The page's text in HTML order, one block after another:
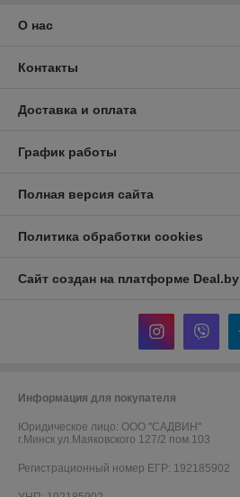
О нас
Контакты
Доставка и оплата
График работы
Полная версия сайта
Политика обработки cookies
Сайт создан на платформе Deal.by
Информация для покупателя
Юридическое лицо: ООО "САДВИН"
г.Минск ул.Маяковского 127/2 пом.103
Регистрационный номер ЕГР: 192185902